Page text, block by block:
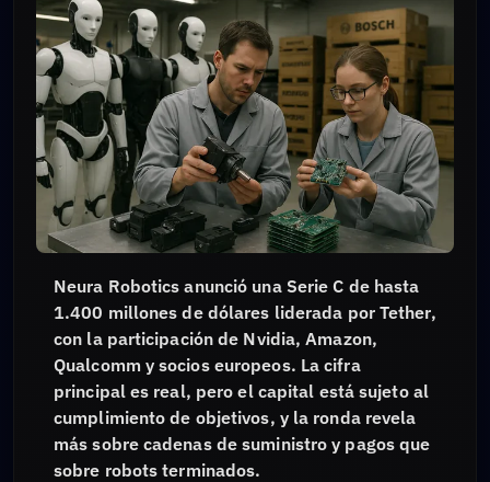
Neura Robotics anunció una Serie C de hasta
1.400 millones de dólares liderada por Tether,
con la participación de Nvidia, Amazon,
Qualcomm y socios europeos. La cifra
principal es real, pero el capital está sujeto al
cumplimiento de objetivos, y la ronda revela
más sobre cadenas de suministro y pagos que
sobre robots terminados.